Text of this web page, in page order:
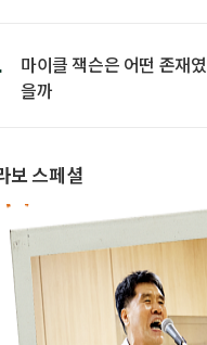
마이클 잭슨은 어떤 존재였
을까
보 스페셜